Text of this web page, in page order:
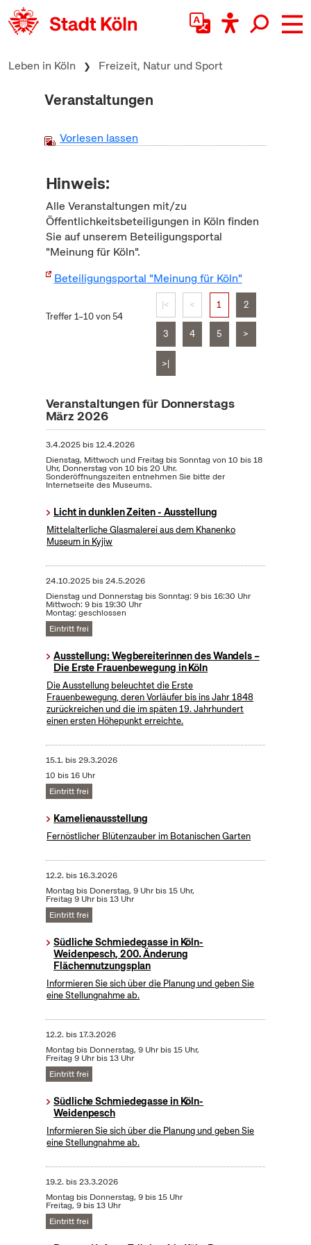
zum Inhalt springen
Leben in Köln Freizeit, Natur und Sport
Veranstaltungen
Vorlesen lassen
Hinweis:
Alle Veranstaltungen mit/zu
Öffentlichkeitsbeteiligungen in Köln finden
Sie auf unserem Beteiligungsportal
"Meinung für Köln".
Beteiligungsportal "Meinung für Köln"
Treffer 1–10 von 54
|< < 1 2
3 4 5 >
>|
Veranstaltungen für Donnerstags
März 2026
3.4.2025bis12.4.2026
Dienstag, Mittwoch und Freitag bis Sonntag von 10 bis 18
Uhr, Donnerstag von 10 bis 20 Uhr.
Sonderöffnungszeiten entnehmen Sie bitte der
Internetseite des Museums.
Licht in dunklen Zeiten - Ausstellung
Mittelalterliche Glasmalerei aus dem Khanenko
Museum in Kyjiw
24.10.2025bis24.5.2026
Dienstag und Donnerstag bis Sonntag: 9 bis 16:30 Uhr
Mittwoch: 9 bis 19:30 Uhr
Montag: geschlossen
Eintritt frei
Ausstellung: Wegbereiterinnen des Wandels –
Die Erste Frauenbewegung in Köln
Die Ausstellung beleuchtet die Erste
Frauenbewegung, deren Vorläufer bis ins Jahr 1848
zurückreichen und die im späten 19. Jahrhundert
einen ersten Höhepunkt erreichte.
15.1. bis29.3.2026
10 bis 16 Uhr
Eintritt frei
Kamelienausstellung
Fernöstlicher Blütenzauber im Botanischen Garten
12.2. bis16.3.2026
Montag bis Donerstag, 9 Uhr bis 15 Uhr,
Freitag 9 Uhr bis 13 Uhr
Eintritt frei
Südliche Schmiedegasse in Köln-
Weidenpesch, 200. Änderung
Flächennutzungsplan
Informieren Sie sich über die Planung und geben Sie
eine Stellungnahme ab.
12.2. bis17.3.2026
Montag bis Donnerstag, 9 Uhr bis 15 Uhr,
Freitag 9 Uhr bis 13 Uhr
Eintritt frei
Südliche Schmiedegasse in Köln-
Weidenpesch
Informieren Sie sich über die Planung und geben Sie
eine Stellungnahme ab.
19.2. bis23.3.2026
Montag bis Donnerstag, 9 bis 15 Uhr
Freitag, 9 bis 13 Uhr
Eintritt frei